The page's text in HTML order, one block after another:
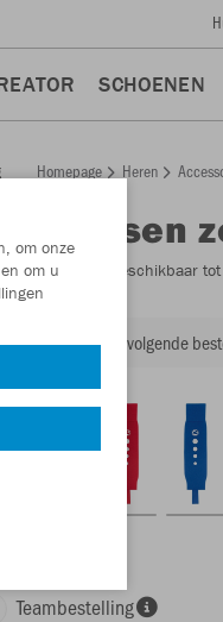
SCHOENEN
Homepage Heren
Kousen
- Beschikbaar
30% korting op je volgende
Teambestelling
om onze
om u